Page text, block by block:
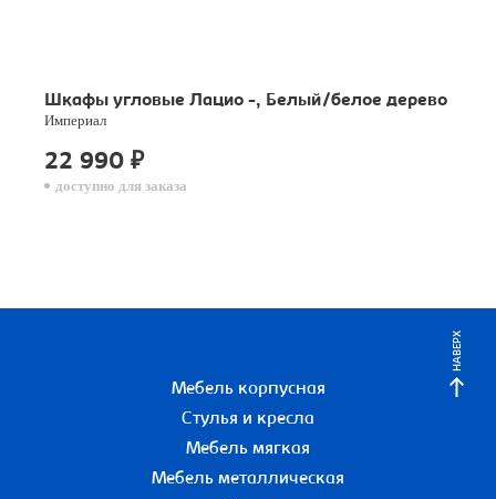
Шкафы угловые Лацио -, Белый/белое дерево
Империал
22 990 ₽
доступно для заказа
НАВЕРХ
Мебель корпусная
Стулья и кресла
Мебель мягкая
Мебель металлическая